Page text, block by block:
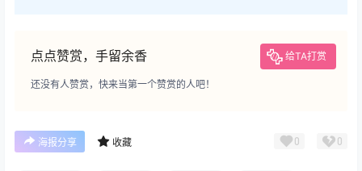
点点赞赏，手留余香 给TA打赏
还没有人赞赏，快来当第一个赞赏的人吧！
海报分享 收藏 0 0